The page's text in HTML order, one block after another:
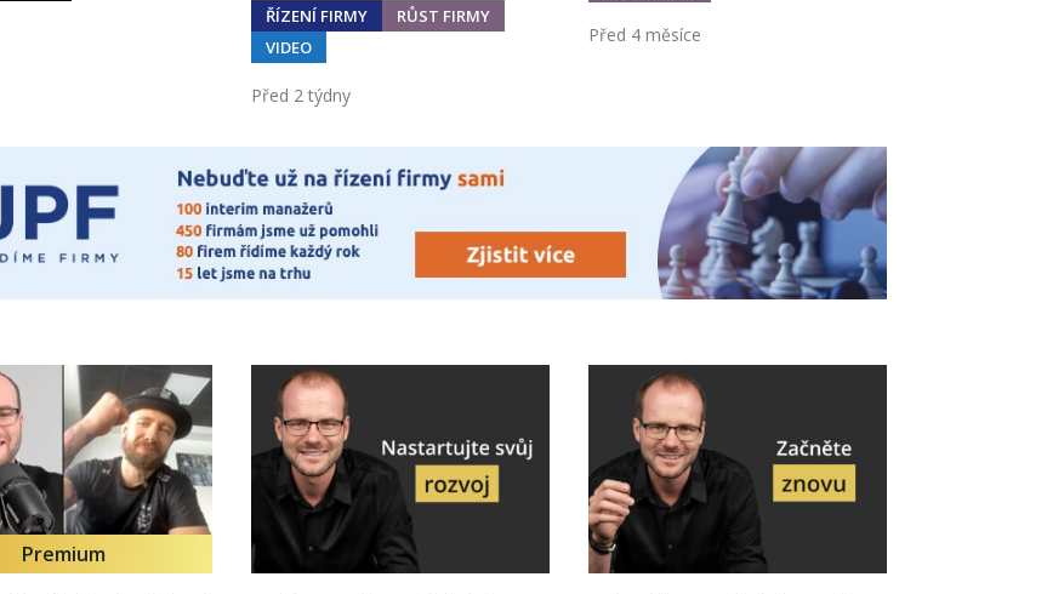
ŘÍZENÍ FIRMY
RŮST FIRMY
VIDEO
Před 2 týdny
Před 4 měsíce
Premium